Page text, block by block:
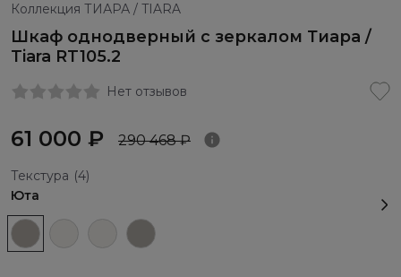
Коллекция ТИАРА / TIARA
Шкаф однодверный с зеркалом Тиара /
Tiara RT105.2
Нет отзывов
61 000 ₽ 290 468 ₽
Текстура (4)
Юта